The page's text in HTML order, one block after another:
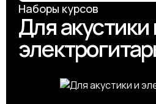
Наборы курсов
Для акустики